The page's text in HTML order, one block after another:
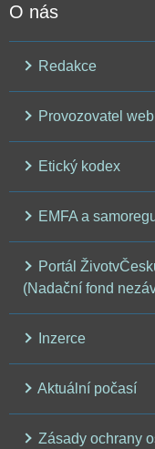
O nás
Redakce
Provozovatel
Etický kodex
EMFA a
Portál
(Nadační fond
Inzerce
Aktuální počasí
Zásady ochrany